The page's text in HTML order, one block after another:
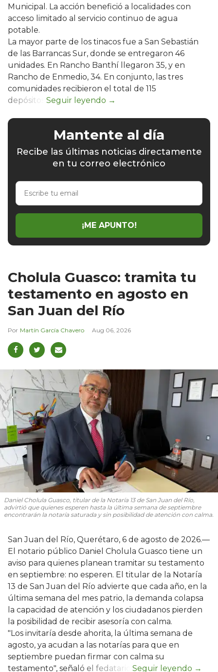
Municipal. La acción benefició a localidades con
acceso limitado al servicio continuo de agua
potable.
La mayor parte de los tinacos fue a San Sebastián
de las Barrancas Sur, donde se entregaron 46
unidades. En Rancho Banthí llegaron 35, y en
Rancho de Enmedio, 34. En conjunto, las tres
comunidades recibieron el total de 115
depósitos.
Mantente al día
Recibe las últimas noticias directamente
en tu correo electrónico
Escribe
email
¡ME APUNTO!
Cholula Guasco: tramita tu
testamento en agosto en
San Juan del Río
Martín García Chavero Aug 06, 2026
Daniel Cholula Guasco, titular de la Notaría 13 de San Juan del Río,
advirtió que quienes esperen hasta la última semana de septiembre
encontrarán la notaría saturada y sin posibilidad de atención con calma.
San Juan del Río, Querétaro, 6 de agosto de 2026.—
El notario público Daniel Cholula Guasco tiene un
aviso para quienes planean tramitar su testamento
en septiembre: no esperen. El titular de la Notaría
13 de San Juan del Río advierte que cada año, en la
última semana del mes patrio, la demanda colapsa
la capacidad de atención y los ciudadanos pierden
la posibilidad de recibir asesoría con calma.
"Los invitaría desde ahorita, la última semana de
agosto, ya acudan a las notarías para que en
septiembre puedan firmar con calma su
testamento", señaló el fedatario.